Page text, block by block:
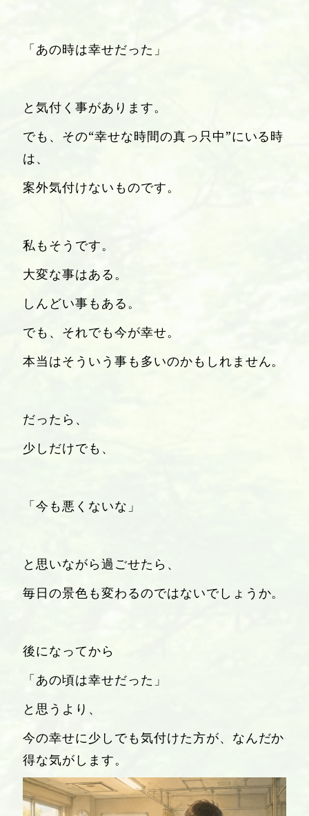
「あの時は幸せだった」
と気付く事があります。
でも、その“幸せな時間の真っ只中”にいる時
は、
案外気付けないものです。
私もそうです。
大変な事はある。
しんどい事もある。
でも、それでも今が幸せ。
本当はそういう事も多いのかもしれません。
だったら、
少しだけでも、
「今も悪くないな」
と思いながら過ごせたら、
毎日の景色も変わるのではないでしょうか。
後になってから
「あの頃は幸せだった」
と思うより、
今の幸せに少しでも気付けた方が、なんだか
得な気がします。